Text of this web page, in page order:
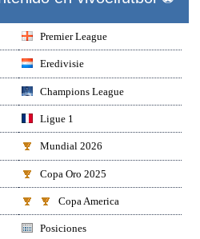
Premier League
Eredivisie
Champions League
Ligue 1
Mundial 2026
Copa Oro 2025
Copa America
Posiciones